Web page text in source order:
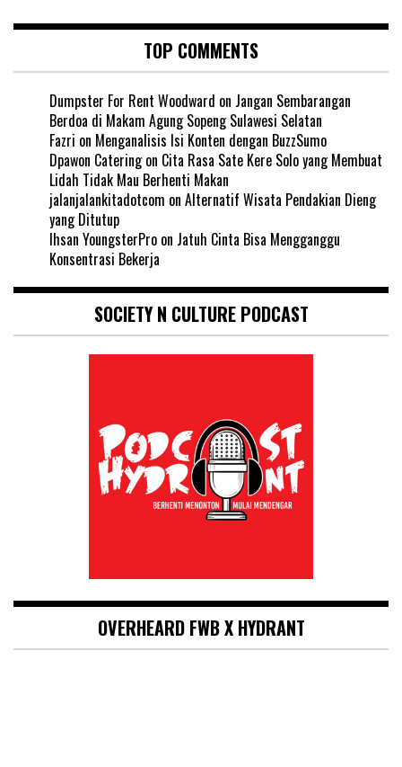
TOP COMMENTS
Dumpster For Rent Woodward on Jangan Sembarangan
Berdoa di Makam Agung Sopeng Sulawesi Selatan
Fazri on Menganalisis Isi Konten dengan BuzzSumo
Dpawon Cateringon Cita Rasa Sate Kere Solo yang Membuat
Lidah Tidak Mau Berhenti Makan
jalanjalankitadotcom on Alternatif Wisata Pendakian Dieng
yang Ditutup
Ihsan YoungsterPro on Jatuh Cinta Bisa Mengganggu
Konsentrasi Bekerja
SOCIETY N CULTURE PODCAST
OVERHEARD FWB X HYDRANT